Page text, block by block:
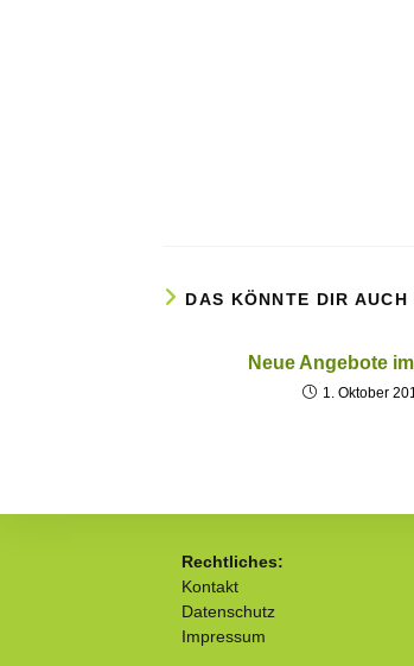
DAS KÖNNTE DIR AUCH
Neue Angebote
1. Oktober
Rechtliches:
Kontakt
Datenschutz
Impressum